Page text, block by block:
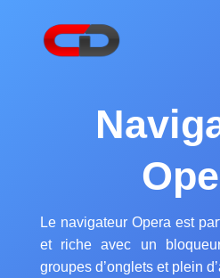
Le navigateur Opera est
et riche avec un
groupes d’onglets et plein